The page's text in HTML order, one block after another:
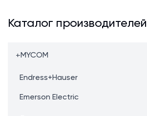
Каталог производителей
+MYCOM
Endress+Hauser
Emerson Electric